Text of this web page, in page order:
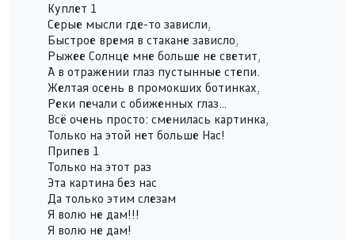
Куплет 1
Серые мысли где-то зависли,
Быстрое время в стакане зависло,
Рыжее Солнце мне больше не светит,
А в отражении глаз пустынные степи.
Желтая осень в промокших ботинках,
Реки печали с обиженных глаз…
Всё очень просто: сменилась картинка,
Только на этой нет больше Нас!
Припев 1
Только на этот раз
Эта картина без нас
Да только этим слезам
Я волю не дам!!!
Я волю не дам!